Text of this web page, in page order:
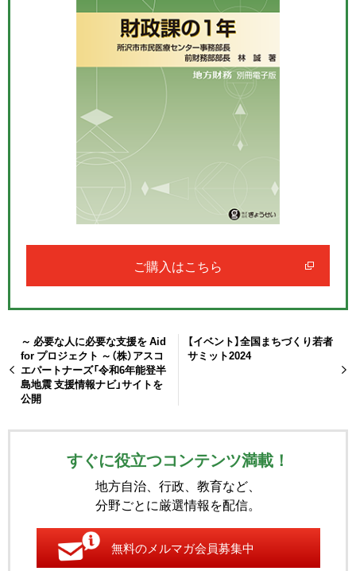
ご購入はこちら
～ 必要な人に必要な支援を Aid
for プロジェクト ～（株）アスコ
エパートナーズ「令和6年能登半
島地震 支援情報ナビ」サイトを
公開
【イベント】全国まちづくり若者
サミット2024
すぐに役立つコンテンツ満載！
地方自治、行政、教育など、
分野ごとに厳選情報を配信。
無料のメルマガ会員募集中